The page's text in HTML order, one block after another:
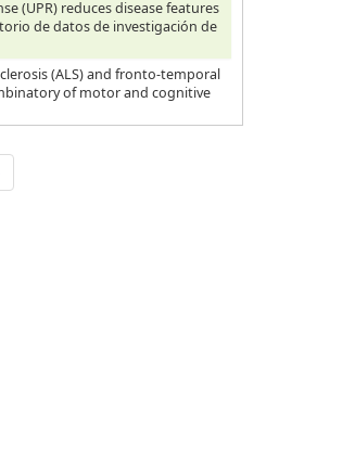
(UPR) reduces disease features
de datos de investigación de
(ALS) and fronto-temporal
of motor and cognitive